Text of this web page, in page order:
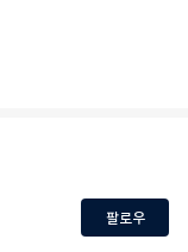
팔로우